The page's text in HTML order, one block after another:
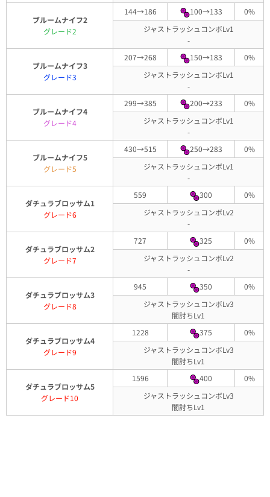
ブルームナイフ2
グレード2
144→186 100→133
0%
ジャストラッシュコンボLv1
-
ブルームナイフ3
グレード3
207→268 150→183
0%
ジャストラッシュコンボLv1
-
ブルームナイフ4
グレード4
299→385 200→233
0%
ジャストラッシュコンボLv1
-
ブルームナイフ5
グレード5
430→515 250→283
0%
ジャストラッシュコンボLv1
-
ダチュラブロッサム1
グレード6
559 300
0%
ジャストラッシュコンボLv2
-
ダチュラブロッサム2
グレード7
727 325
0%
ジャストラッシュコンボLv2
-
ダチュラブロッサム3
グレード8
945 350
0%
ジャストラッシュコンボLv3
闇討ちLv1
ダチュラブロッサム4
グレード9
1228 375
0%
ジャストラッシュコンボLv3
闇討ちLv1
ダチュラブロッサム5
グレード10
1596 400
0%
ジャストラッシュコンボLv3
闇討ちLv1